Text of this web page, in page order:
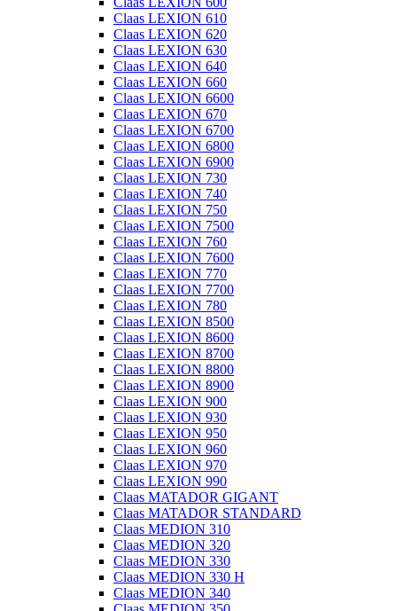
Claas LEXION 610
Claas LEXION 620
Claas LEXION 630
Claas LEXION 640
Claas LEXION 660
Claas LEXION 6600
Claas LEXION 670
Claas LEXION 6700
Claas LEXION 6800
Claas LEXION 6900
Claas LEXION 730
Claas LEXION 740
Claas LEXION 750
Claas LEXION 7500
Claas LEXION 760
Claas LEXION 7600
Claas LEXION 770
Claas LEXION 7700
Claas LEXION 780
Claas LEXION 8500
Claas LEXION 8600
Claas LEXION 8700
Claas LEXION 8800
Claas LEXION 8900
Claas LEXION 900
Claas LEXION 930
Claas LEXION 950
Claas LEXION 960
Claas LEXION 970
Claas LEXION 990
Claas MATADOR GIGANT
Claas MATADOR STANDARD
Claas MEDION 310
Claas MEDION 320
Claas MEDION 330
Claas MEDION 330 H
Claas MEDION 340